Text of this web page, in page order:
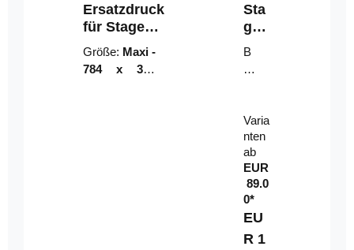
Ersatzdruck
für Stage
Riser
Größe: Maxi -
784 x 314
Sta
geri
ser-
LE
D-
el
B
un
mi
t
Fe
rn
be
di
en
u
Varia
nten
ab
EUR
89.0
0*
EU
R 1